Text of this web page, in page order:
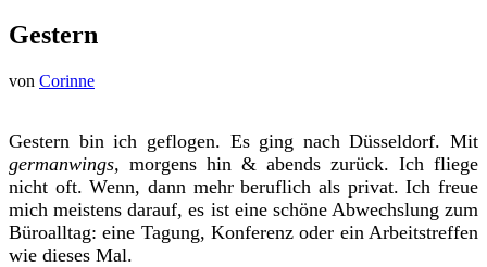
Gestern
von Corinne
Gestern bin ich geflogen. Es ging nach Düsseldorf. Mit
germanwings, morgens hin & abends zurück. Ich fliege
nicht oft. Wenn, dann mehr beruflich als privat. Ich freue
mich meistens darauf, es ist eine schöne Abwechslung zum
Büroalltag: eine Tagung, Konferenz oder ein Arbeitstreffen
wie dieses Mal.